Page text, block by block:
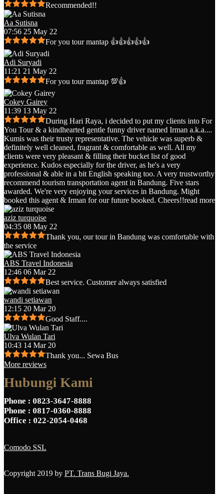
Recommended!!
Aa Sutisna
07:56 25 May 22
For you tour mantap 👍👍👍👍👍
Adi Suryadi
11:21 21 May 22
For you tour mantap 💯👍
Cokey Gairey
11:39 13 May 22
During Hari Raya, i decided to put my clients into For
You Tour & a kindhearted gentle funny driver named Irman a.k.a....
Kumis was their trusty representative. The vehicle was superb &
definitely well cleaned, fragrant & comfortable as well. All my
clients were very pleasant & filling their bucket list of good
experience. Kudos especially for the driver, as he's a very
professional & able in a bit English speaking too. A very trustworthy
recommend tourism transportation agent in Bandung. Five stars
awarded. We're very enjoying your services in Bandung. Might
booked this agent & Irman for our future booked. Cheers!!read more
aziz turquoise
04:35 08 May 22
Thank you, our tour in Bandung was comfortable with
the service
ABS Travel Indonesia
12:46 06 Mar 22
Best service. Customer always satisfied
wandi setiawan
12:15 20 Mar 20
Good Staff....
Ulva Wulan Tari
10:43 14 Mar 20
Thank you... Sewa Bus
More reviews
Hubungi Kami
Phone : 0823-3647-8888
Phone : 0817-0360-8888
Office : 022-2054-0468
Comodo SSL
Copyright 2019 by PT. Trans Bugi Jaya.